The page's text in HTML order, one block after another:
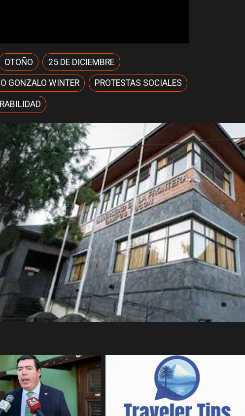
OTOÑO 25 DE DICIEMBRE
GONZALO WINTER PROTESTAS SOCIALES